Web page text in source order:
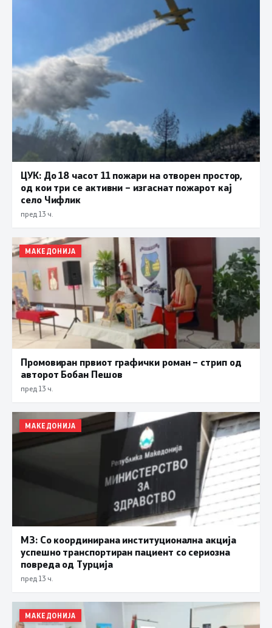
ЦУК: До 18 часот 11 пожари на отворен простор,
од кои три се активни – изгаснат пожарот кај
село Чифлик
пред 13 ч.
МАКЕДОНИЈА
Промовиран првиот графички роман – стрип од
авторот Бобан Пешов
пред 13 ч.
МАКЕДОНИЈА
МЗ: Со координирана институционална акција
успешно транспортиран пациент со сериозна
повреда од Турција
пред 13 ч.
МАКЕДОНИЈА